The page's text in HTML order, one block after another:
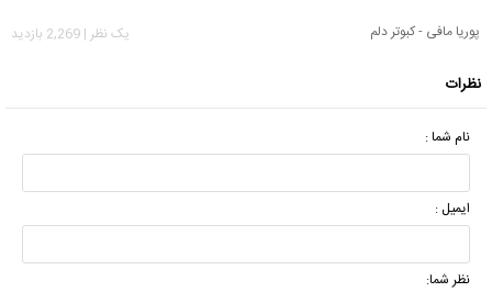
پوریا مافی - ﻛﺒﻮﺗﺮ دﻟﻢ
يک نظر | 2,269 بازدید
نظرات
نام شما :
ایمیل :
نظر شما: